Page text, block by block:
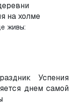
на холме
живы:
Успения
днем самой